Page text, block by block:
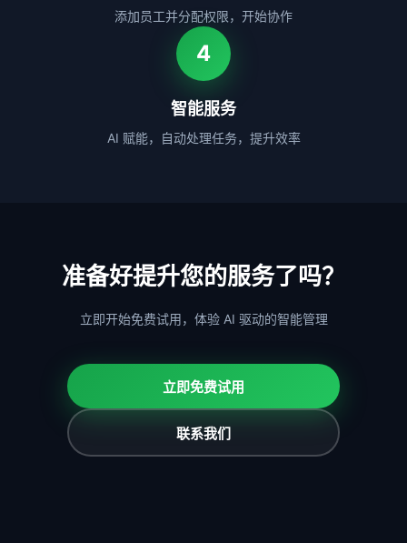
添加员工并分配权限，开始协作
4
智能服务
AI 赋能，自动处理任务，提升效率
准备好提升您的服务了吗？
立即开始免费试用，体验 AI 驱动的智能管理
立即免费试用
联系我们